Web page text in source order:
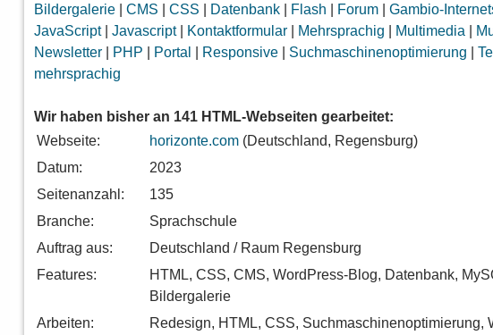
Bildergalerie |CMS |CSS Datenbank Flash Forum |Gambio-
JavaScript|Javascript| Kontaktformular Mehrsprachig Multimedia
Newsletter
PHP Portal Responsive Suchmaschinenoptimierung |
mehrsprachig
Wir haben bisher an 141 HTML-Webseiten gearbeitet:
Webseite:
horizonte.com (Deutschland, Regensburg)
Datum:
2023
Seitenanzahl:
135
Branche:
Sprachschule
Auftrag aus:
Deutschland / Raum Regensburg
Features:
HTML, CSS, CMS, WordPress-Blog, Datenbank,
Bildergalerie
Arbeiten:
Redesign, HTML, CSS, Suchmaschinenoptimierung,